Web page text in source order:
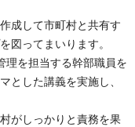
成して市町村と共有す
図ってまいります。
理を担当する幹部職員を
とした講義を実施し、
がしっかりと責務を果